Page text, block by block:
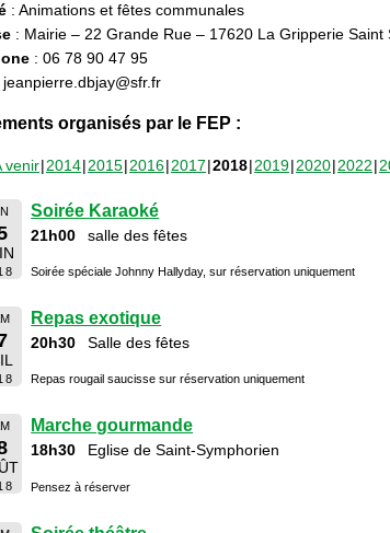
: Animations et fêtes communales
: Mairie – 22 Grande Rue – 17620 La Gripperie Saint
: 06 78 90 47 95
jeanpierre.dbjay@sfr.fr
organisés par le FEP :
venir 2014 2015 2016 2017 2018 2019 2020 2022
Soirée Karaoké
21h00 salle des fêtes
Soirée spéciale Johnny Hallyday, sur réservation uniquement
Repas exotique
20h30 Salle des fêtes
Repas rougail saucisse sur réservation uniquement
Marche gourmande
18h30 Eglise de Saint-Symphorien
Pensez à réserver